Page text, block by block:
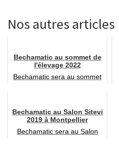
Nos autres articles
Bechamatic au sommet de
l'élevage 2022
Bechamatic sera au sommet
Bechamatic au Salon Sitevi
2019 à Montpellier
Bechamatic sera au Salon